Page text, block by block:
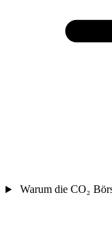
Warum die CO₂